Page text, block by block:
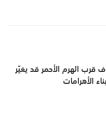
قرب الهرم الأحمر قد يغيّر
الأهرامات